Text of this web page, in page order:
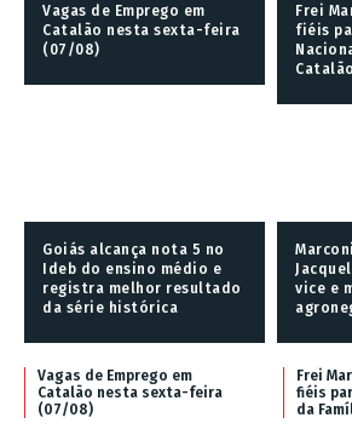
Vagas de Emprego em
Catalão nesta sexta-feira
(07/08)
Frei
fiéis
Catalão
Goiás alcança nota 5 no
Ideb do ensino médio e
registra melhor resultado
da série histórica
vice e
Vagas de Emprego em
Catalão nesta sexta-feira
(07/08)
Frei
fiéis
da